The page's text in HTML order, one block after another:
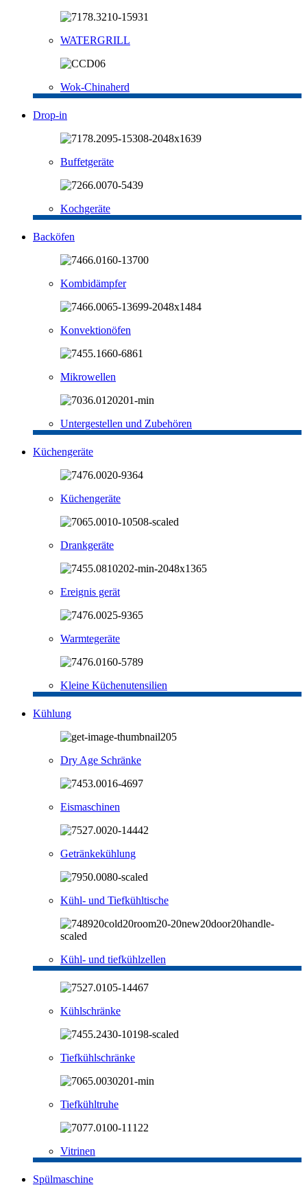
WATERGRILL
Wok-Chinaherd
Drop-in
Buffetgeräte
Kochgeräte
Backöfen
Kombidämpfer
Konvektionöfen
Mikrowellen
Untergestellen und Zubehören
Küchengeräte
Küchengeräte
Drankgeräte
Ereignis gerät
Warmtegeräte
Kleine Küchenutensilien
Kühlung
Dry Age Schränke
Eismaschinen
Getränkekühlung
Kühl- und Tiefkühltische
Kühl- und tiefkühlzellen
Kühlschränke
Tiefkühlschränke
Tiefkühltruhe
Vitrinen
Spülmaschine